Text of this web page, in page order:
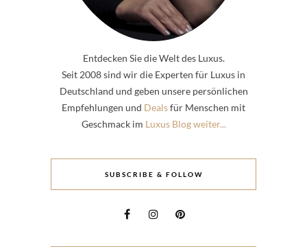
Entdecken Sie die Welt des Luxus.
Seit 2008 sind wir die Experten für Luxus in
Deutschland und geben unsere persönlichen
Empfehlungen und Dealsfür Menschen mit
Geschmack im Luxus Blog weiter...
SUBSCRIBE & FOLLOW